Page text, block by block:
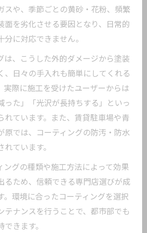
スや、季節ごとの黄砂・花粉、頻繁
面を劣化させる要因となり、日常的
分に対応できません。
は、こうした外的ダメージから塗装
、日々の手入れも簡単にしてくれる
実際に施工を受けたユーザーからは
った」「光沢が長持ちする」といっ
れています。また、賃貸駐車場や青
原では、コーティングの防汚・防水
ています。
ングの種類や施工方法によって効果
るため、信頼できる専門店選びが成
。環境に合ったコーティングを選択
テナンスを行うことで、都市部でも
きます。